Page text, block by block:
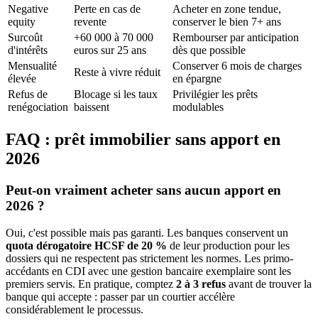
Negative
equity
Perte en cas de
revente
Acheter en zone tendue,
conserver le bien 7+ ans
Surcoût
d'intérêts
+60 000 à 70 000
euros sur 25 ans
Rembourser par anticipation
dès que possible
Mensualité
élevée
Reste à vivre réduit
Conserver 6 mois de charges
en épargne
Refus de
renégociation
Blocage si les taux
baissent
Privilégier les prêts
modulables
FAQ : prêt immobilier sans apport en
2026
Peut-on vraiment acheter sans aucun apport en
2026 ?
Oui, c'est possible mais pas garanti. Les banques conservent un
quota dérogatoire HCSF de 20 % de leur production pour les
dossiers qui ne respectent pas strictement les normes. Les primo-
accédants en CDI avec une gestion bancaire exemplaire sont les
premiers servis. En pratique, comptez 2 à 3 refus avant de trouver la
banque qui accepte : passer par un courtier accélère
considérablement le processus.